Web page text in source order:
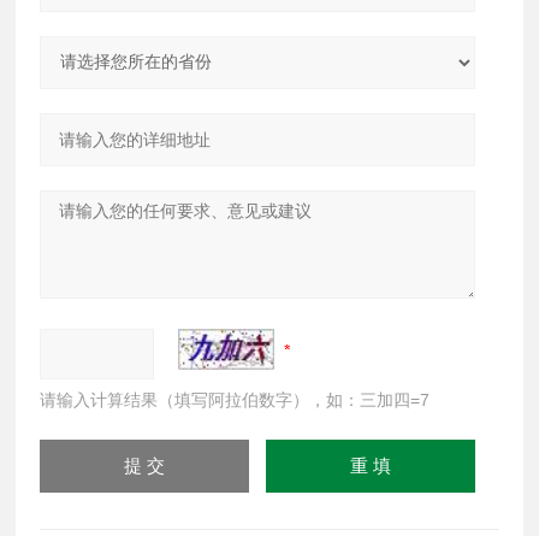
请输入计算结果（填写阿拉伯数字），如：三加四=7